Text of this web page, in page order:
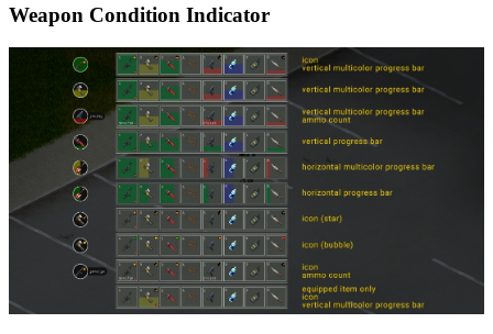
Weapon Condition Indicator